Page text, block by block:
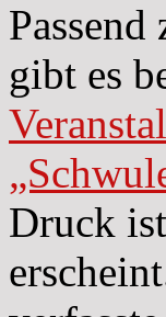
Passend
gibt es
Druck